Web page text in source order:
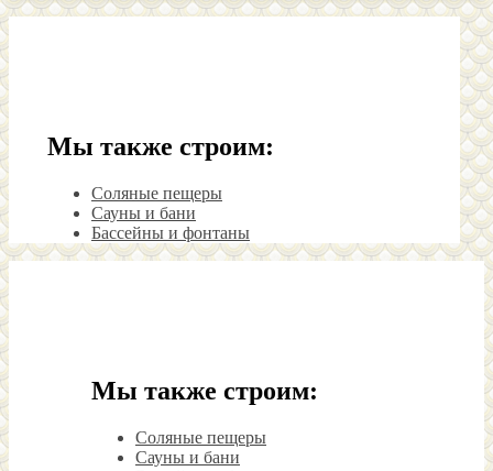
Мы также строим:
Соляные пещеры
Сауны и бани
Бассейны и фонтаны
Мы также строим:
Соляные пещеры
Сауны и бани